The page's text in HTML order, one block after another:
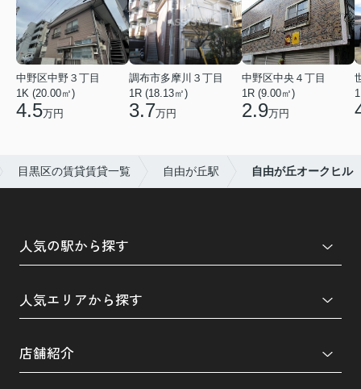
中野区中野３丁目
1K (20.00㎡)
4.5万円
調布市多摩川３丁目
1R (18.13㎡)
3.7万円
中野区中央４丁目
1R (9.00㎡)
2.9万円
目黒区の賃貸賃貸一覧 自由が丘駅 自由が丘オークヒル
人気の駅から探す
人気エリアから探す
店舗紹介